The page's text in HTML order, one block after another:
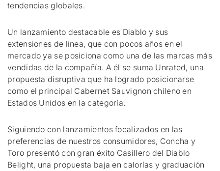
tendencias globales.
Un lanzamiento destacable es Diablo y sus
extensiones de línea, que con pocos años en el
mercado ya se posiciona como una de las marcas más
vendidas de la compañía. A él se suma Unrated, una
propuesta disruptiva que ha logrado posicionarse
como el principal Cabernet Sauvignon chileno en
Estados Unidos en la categoría.
Siguiendo con lanzamientos focalizados en las
preferencias de nuestros consumidores, Concha y
Toro presentó con gran éxito Casillero del Diablo
Belight, una propuesta baja en calorías y graduación